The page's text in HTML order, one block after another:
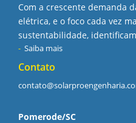
Com a crescente demanda
elétrica, e o foco cada vez
sustentabilidade,
Saiba mais
Contato
Pomerode/SC